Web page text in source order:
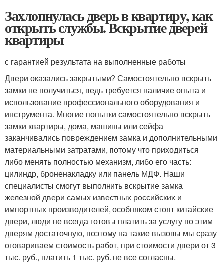
Захлопнулась дверь в квартиру, как
открыть службы. Вскрытие дверей
квартиры
с гарантией результата на выполненные работы
Двери оказались закрытыми? Самостоятельно вскрыть
замки не получиться, ведь требуется наличие опыта и
использование профессионального оборудования и
инструмента. Многие попытки самостоятельно вскрыть
замки квартиры, дома, машины или сейфа
заканчивались повреждением замка и дополнительными
материальными затратами, потому что приходиться
либо менять полностью механизм, либо его часть:
цилиндр, броненакладку или панель МДФ. Наши
специалисты смогут выполнить вскрытие замка
железной двери самых известных российских и
импортных производителей, особняком стоят китайские
двери, люди не всегда готовы платить за услугу по этим
дверям достаточную, поэтому на такие вызовы мы сразу
оговариваем стоимость работ, при стоимости двери от 3
тыс. руб., платить 1 тыс. руб. не все согласны.